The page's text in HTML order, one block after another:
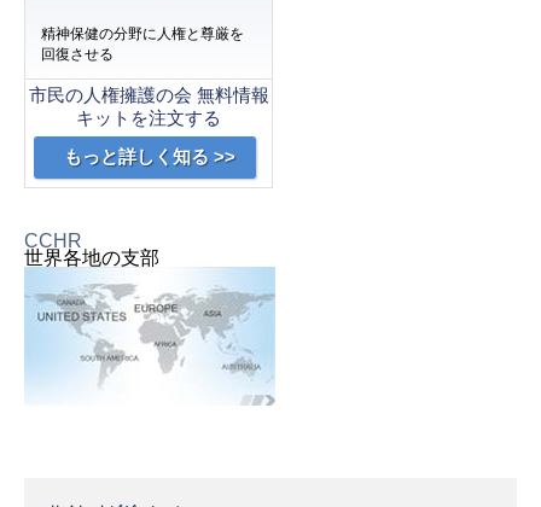
精神保健の分野に人権と尊厳を
回復させる
市民の人権擁護の会 無料情報
キットを注文する
もっと詳しく知る >>
CCHR
世界各地の支部